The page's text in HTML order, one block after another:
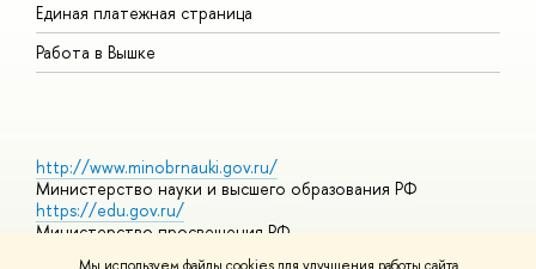
Единая платежная страница
Работа в Вышке
http://www.minobrnauki.gov.ru/
Министерство науки и высшего образования РФ
https://edu.gov.ru/
Министерство просвещения РФ
https://elearning.hse.ru/mooc